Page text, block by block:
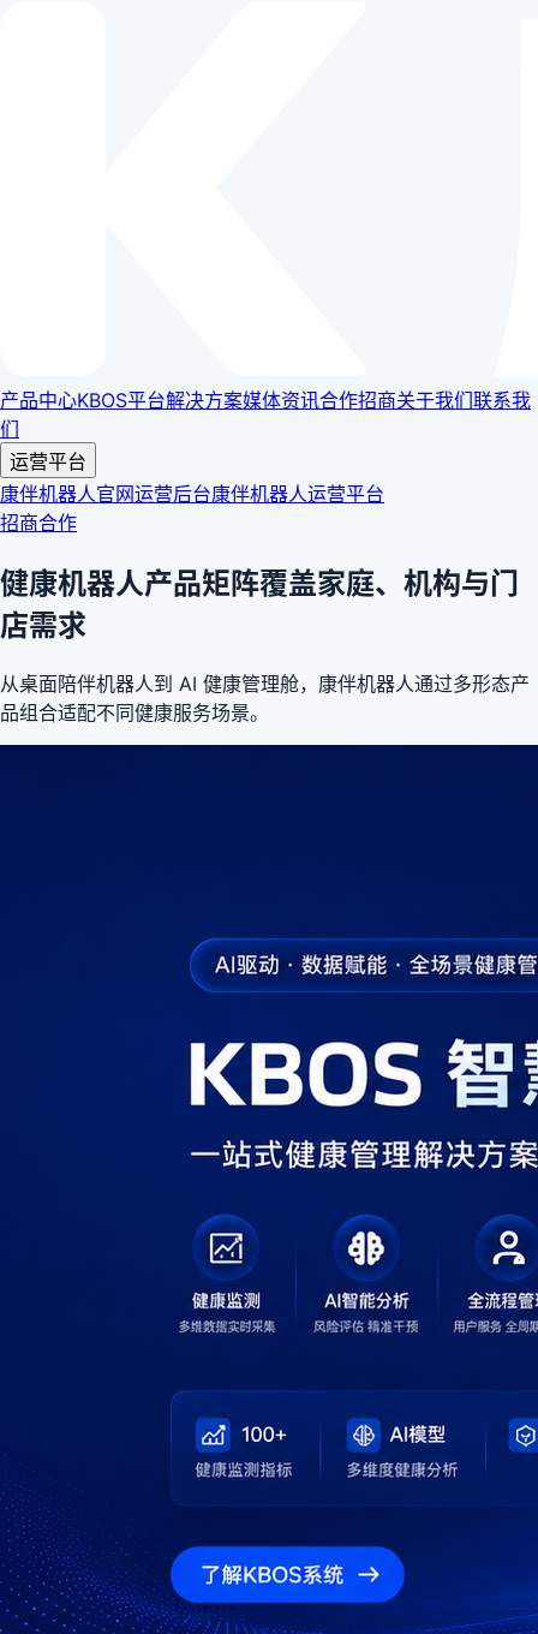
产品中心KBOS平台解决方案媒体资讯合作招商关于我们联系我
们
运营平台
康伴机器人官网运营后台康伴机器人运营平台
招商合作
健康机器人产品矩阵覆盖家庭、机构与门
店需求
从桌面陪伴机器人到 AI 健康管理舱，康伴机器人通过多形态产
品组合适配不同健康服务场景。